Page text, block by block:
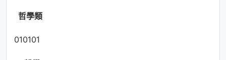
哲學類
010101